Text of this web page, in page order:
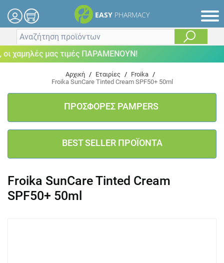
EASY PHARMACY
χαμηλές μας τιμές ΠΑΡΑΜΕΝΟΥΝ!
Αρχική / Εταιρίες / Froika /
Froika SunCare Tinted Cream SPF50+ 50ml
ΠΡΟΣΦΟΡΕΣ PAMPERS
BEST SELLER ΠΡΟΪΟΝΤΑ
Froika SunCare Tinted Cream
SPF50+ 50ml